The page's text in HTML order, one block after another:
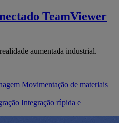
TeamViewer
aumentada industrial.
Movimentação de materiais
Integração rápida e